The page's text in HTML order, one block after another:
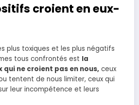
croient en eux-
plus toxiques et les plus négatifs
tous confrontés est la
qui ne croient pas en nous, ceux
tentent de nous limiter, ceux qui
leur incompétence et leurs